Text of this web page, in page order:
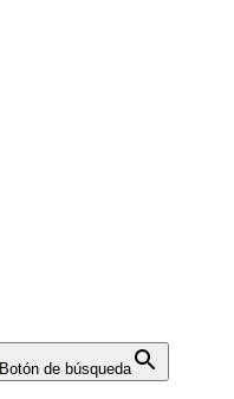
Botón de búsqueda